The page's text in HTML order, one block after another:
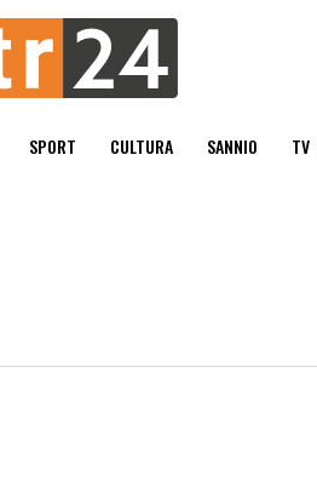
SPORT CULTURA SANNIO TV